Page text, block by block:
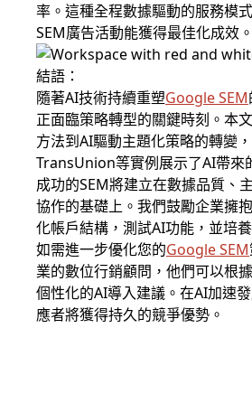
率。這種全程數據驅動的服務模
SEM廣告活動能獲得最佳化成效。
結語：
隨著AI技術持續重塑Google SEM
正面臨策略轉型的關鍵時刻。本
方法到AI驅動主題化策略的轉變
TransUnion等實例展示了AI帶來
成功的SEM將建立在數據品質、
協作的基礎上。我們鼓勵企業擁
化帳戶結構，測試AI功能，並培
如需進一步優化您的Google SEM
業的數位行銷顧問，他們可以根
個性化的AI導入建議。在AI加速
應者將獲得持久的競爭優勢。